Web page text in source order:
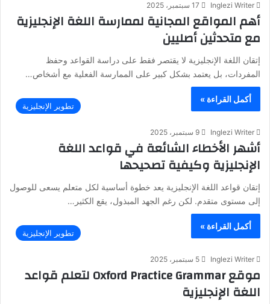
Inglezi Writer 17 سبتمبر، 2025
أهم المواقع المجانية لممارسة اللغة الإنجليزية
مع متحدثين أصليين
إتقان اللغة الإنجليزية لا يقتصر فقط على دراسة القواعد وحفظ
المفردات، بل يعتمد بشكل كبير على الممارسة الفعلية مع أشخاص…
أكمل القراءة »
تطوير الإنجليزية
Inglezi Writer 9 سبتمبر، 2025
أشهر الأخطاء الشائعة في قواعد اللغة
الإنجليزية وكيفية تصحيحها
إتقان قواعد اللغة الإنجليزية يعد خطوة أساسية لكل متعلم يسعى للوصول
إلى مستوى متقدم. لكن رغم الجهد المبذول، يقع الكثير…
أكمل القراءة »
تطوير الإنجليزية
Inglezi Writer 5 سبتمبر، 2025
موقع Oxford Practice Grammar لتعلم قواعد
اللغة الإنجليزية